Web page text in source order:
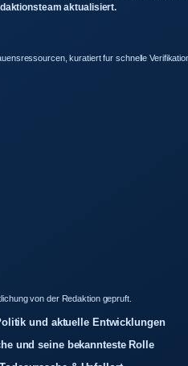
aktualisiert.
kuratiert fur schnelle
von der Redaktion gepruft.
und aktuelle Entwicklungen
und seine bekannteste Rolle